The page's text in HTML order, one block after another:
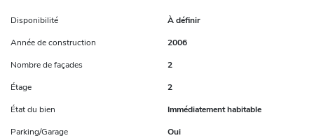
Disponibilité
À définir
Année de construction
2006
Nombre de façades
2
Étage
2
État du bien
Immédiatement habitable
Parking/Garage
Oui